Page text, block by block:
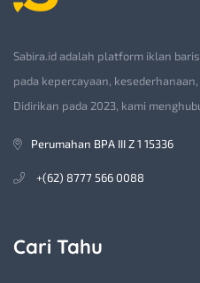
Sabira.id adalah platform iklan
pada kepercayaan,
Didirikan pada 2023, kami
Perumahan BPA III Z 1 15336
+(62) 8777 566 0088
Cari Tahu